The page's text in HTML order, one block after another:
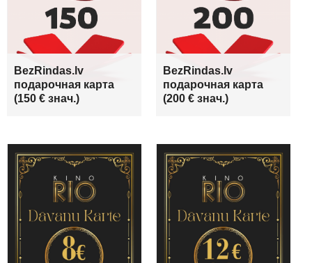
BezRindas.lv
подарочная карта
(150 € знач.)
BezRindas.lv
подарочная карта
(200 € знач.)